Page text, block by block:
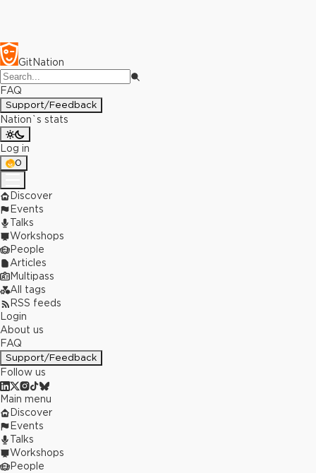
GitNation
FAQ
Support/Feedback
Nation`s stats
Log in
0
Discover
Events
Talks
Workshops
People
Articles
Multipass
All tags
RSS feeds
Login
About us
FAQ
Support/Feedback
Follow us
Main menu
Discover
Events
Talks
Workshops
People